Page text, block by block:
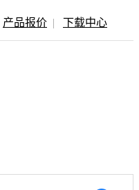
产品报价 | 下载中心